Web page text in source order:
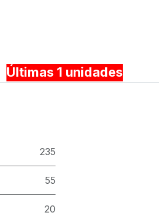
Últimas 1 unidades
235
55
20